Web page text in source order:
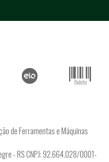
de Ferramentas e Máquinas
- RS CNPJ: 92.664.028/0001-